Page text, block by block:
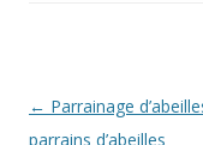
Navigation
des
← Parrainage
parrains d’abeilles